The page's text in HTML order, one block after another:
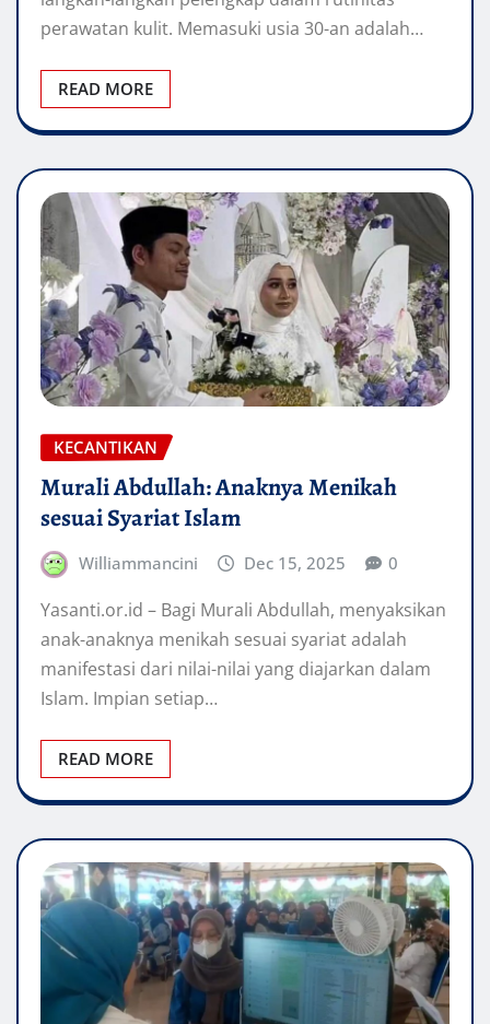
perawatan kulit. Memasuki usia 30-an adalah…
READ MORE
KECANTIKAN
Murali Abdullah: Anaknya Menikah
sesuai Syariat Islam
Williammancini Dec 15, 2025 0
Yasanti.or.id – Bagi Murali Abdullah, menyaksikan
anak-anaknya menikah sesuai syariat adalah
manifestasi dari nilai-nilai yang diajarkan dalam
Islam. Impian setiap…
READ MORE